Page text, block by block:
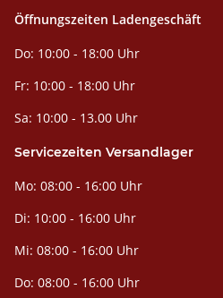
Öffnungszeiten Ladengeschäft
Do: 10:00 - 18:00 Uhr
Fr: 10:00 - 18:00 Uhr
Sa: 10:00 - 13.00 Uhr
Servicezeiten Versandlager
Mo: 08:00 - 16:00 Uhr
Di: 10:00 - 16:00 Uhr
Mi: 08:00 - 16:00 Uhr
Do: 08:00 - 16:00 Uhr